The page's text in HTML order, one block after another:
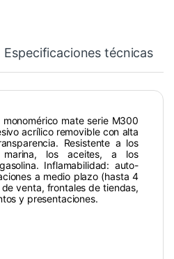
Especificaciones técnicas
mate serie M300
acrílico removible con alta
Resistente a los
los aceites, a los
Inflamabilidad: auto-
a medio plazo (hasta 4
venta, frontales de tiendas,
y presentaciones.